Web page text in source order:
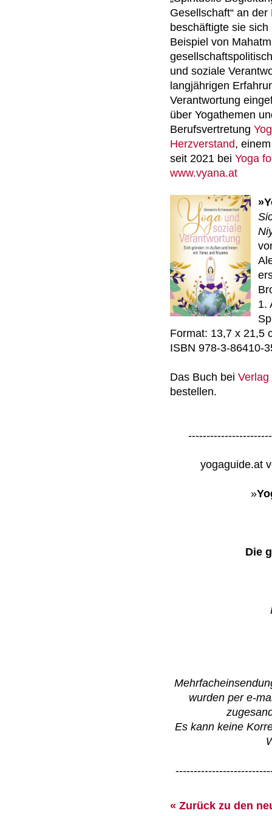
Gesellschaft“ an
beschäftigte sie
Beispiel von
und soziale
langjährigen
Verantwortung
über Yogathemen
Berufsvertretung
Herzverstand,
seit 2021 bei Yoga
www.vyana.at
1.
Format: 13,7 x 21,5
ISBN 978-3-86410-
Das Buch bei
bestellen.
yogaguide.at
»
Die
wurden per e-
Es kann keine
« Zurück zu den